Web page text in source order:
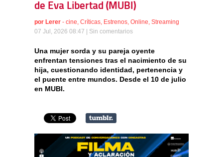
de Eva Libertad (MUBI)
por Lerer - cine Críticas Estrenos Online Streaming
07 Jul, 2026 08:47 | Sin comentarios
Una mujer sorda y su pareja oyente
enfrentan tensiones tras el nacimiento de su
hija, cuestionando identidad, pertenencia y
el puente entre mundos. Desde el 10 de julio
en MUBI.